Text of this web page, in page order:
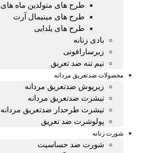
طرح های متولدین ماه
طرح های مینیمال آرت
طرح های یلدایی
بادی زنانه
زیرسارافونی
نیم تنه ضد تعریق
محصولات ضدتعریق مردانه
زیرپوش ضدتعریق مردانه
تیشرت ضدتعریق مردانه
تیشرت طرحدار ضدتعریق مردانه
پولوشرت ضد تعریق
شورت زنانه
شورت ضد حساسیت